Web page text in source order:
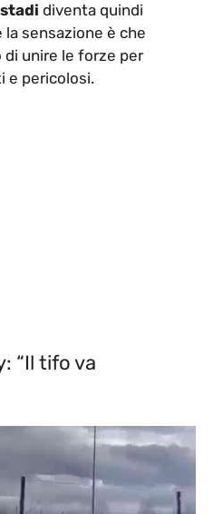
diventa quindi
sensazione è che
di unire le forze per
e pericolosi.
“Il tifo va